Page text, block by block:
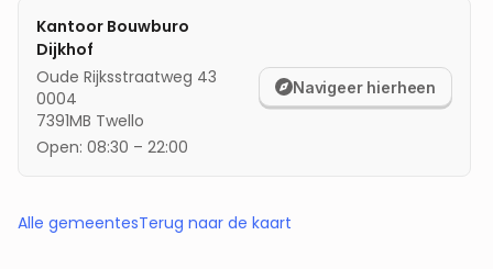
Kantoor Bouwburo
Dijkhof
Oude Rijksstraatweg 43
0004
7391MB Twello
Open: 08:30 – 22:00
Navigeer hierheen
Alle gemeentesTerug naar de kaart